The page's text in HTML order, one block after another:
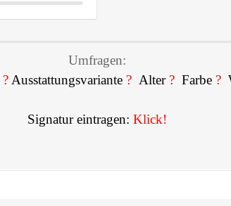
Umfragen:
? Ausstattungsvariante ? Alter ? Farbe ?
Signatur eintragen: Klick!